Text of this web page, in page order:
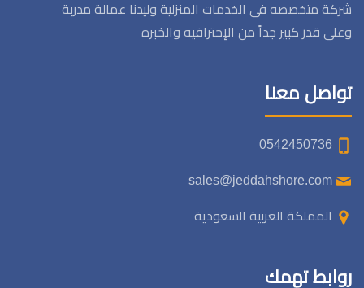
شركة متخصصه فى الخدمات المنزلية وليدنا عمالة مدربة
وعلى قدر كبير جداً من الإحترافيه والخبره
تواصل معنا
المملكة العربية السعودية
روابط تهمك